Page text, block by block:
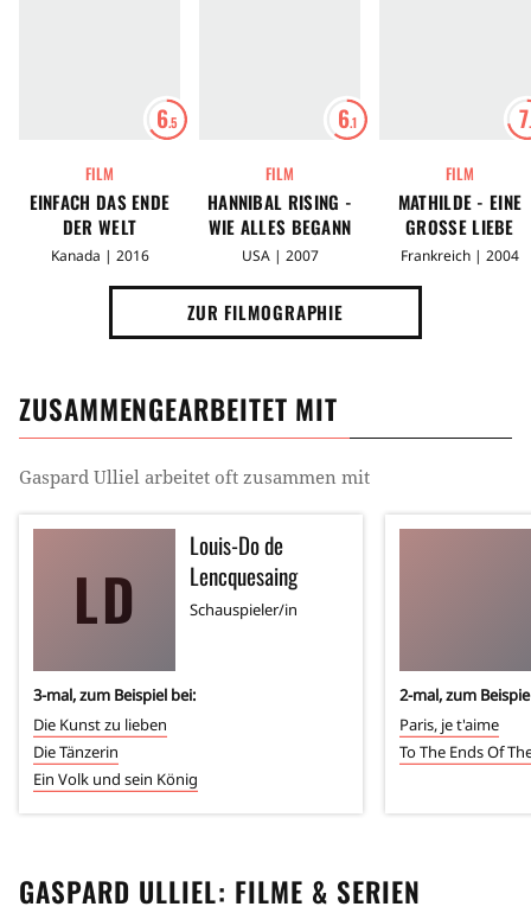
6.5
FILM
EINFACH DAS ENDE
DER WELT
Kanada | 2016
6.1
FILM
HANNIBAL RISING -
WIE ALLES BEGANN
USA | 2007
7
FILM
MATHILDE - EINE
GROSSE LIEBE
Frankreich | 2004
ZUR FILMOGRAPHIE
ZUSAMMENGEARBEITET MIT
Gaspard Ulliel arbeitet oft zusammen mit
LD
Louis-Do de
Lencquesaing
Schauspieler/in
3-mal, zum Beispiel bei:
Die Kunst zu lieben
Die Tänzerin
Ein Volk und sein König
2-mal, zum
Paris, je t'aime
To The Ends Of
GASPARD ULLIEL: FILME & SERIEN